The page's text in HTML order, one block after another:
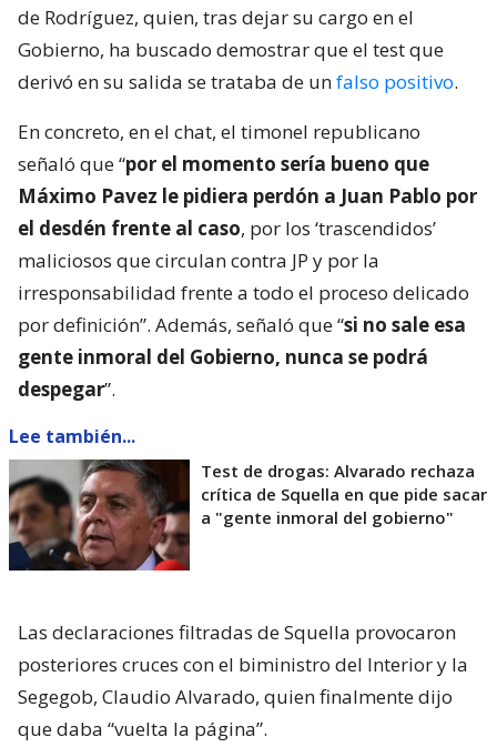
de Rodríguez, quien, tras dejar su cargo en el
Gobierno, ha buscado demostrar que el test que
derivó en su salida se trataba de unfalso positivo.
En concreto, en el chat, el timonel republicano
señaló que “por el momento sería bueno que
Máximo Pavez le pidiera perdón a Juan Pablo por
el desdén frente al caso, por los ‘trascendidos’
maliciosos que circulan contra JP y por la
irresponsabilidad frente a todo el proceso delicado
por definición”. Además, señaló que “si no sale esa
gente inmoral del Gobierno, nunca se podrá
despegar”.
Lee también...
Test de drogas: Alvarado rechaza
crítica de Squella en que pide sacar
a "gente inmoral del gobierno"
Las declaraciones filtradas de Squella provocaron
posteriores cruces con el biministro del Interior y la
Segegob, Claudio Alvarado, quien finalmente dijo
que daba “vuelta la página”.